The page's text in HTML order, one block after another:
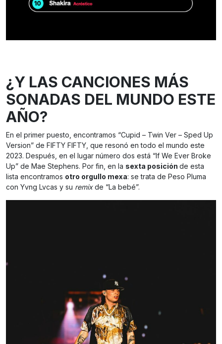
¿Y LAS CANCIONES MÁS
SONADAS DEL MUNDO ESTE
AÑO?
En el primer puesto, encontramos “Cupid – Twin Ver – Sped Up
Version” de FIFTY FIFTY, que resonó en todo el mundo este
2023. Después, en el lugar número dos está “If We Ever Broke
Up” de Mae Stephens. Por fin, en la sexta posición de esta
lista encontramos otro orgullo mexa: se trata de Peso Pluma
con Yvng Lvcas y su remixde “La bebé”.